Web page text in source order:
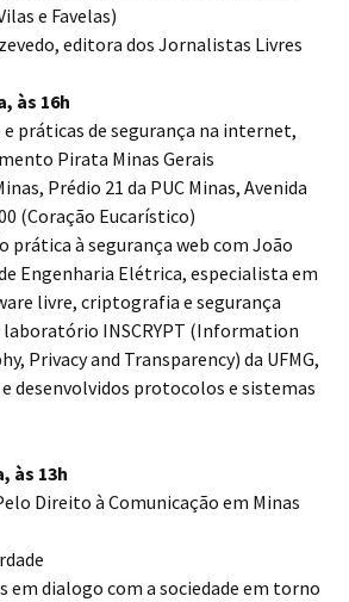
e Favelas)
editora dos Jornalistas Livres
às 16h
e práticas de segurança na internet,
Pirata Minas Gerais
Prédio 21 da PUC Minas, Avenida
(Coração Eucarístico)
prática à segurança web com João
Engenharia Elétrica, especialista em
livre, criptografia e segurança
INSCRYPT (Information
Privacy and Transparency) da UFMG,
desenvolvidos protocolos e sistemas
às 13h
Direito à Comunicação em Minas
em dialogo com a sociedade em torno